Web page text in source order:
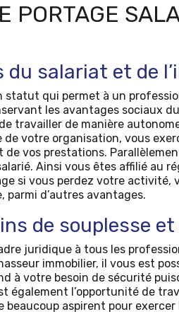
PORTAGE
salariat et de
statut qui permet à un
les avantages sociaux
travailler de manière
de votre organisation, vous
vos prestations.
Ainsi vous êtes affilié au
si vous perdez votre activité,
parmi d’autres avantages.
de souplesse
juridique à tous les
immobilier, il vous est
à votre besoin de sécurité
également l’opportunité de
beaucoup aspirent pour